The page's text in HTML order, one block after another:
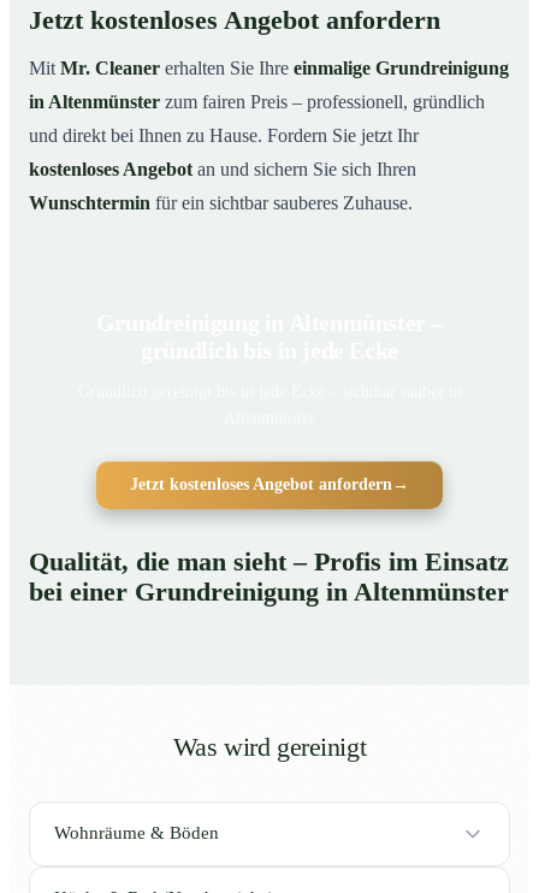
Jetzt kostenloses Angebot anfordern
Mit Mr. Cleaner erhalten Sie Ihre einmalige Grundreinigung
in Altenmünster zum fairen Preis – professionell, gründlich
und direkt bei Ihnen zu Hause. Fordern Sie jetzt Ihr
kostenloses Angebot an und sichern Sie sich Ihren
Wunschtermin für ein sichtbar sauberes Zuhause.
Jetzt kostenloses Angebot anfordern →
Qualität, die man sieht – Profis im Einsatz
bei einer Grundreinigung in Altenmünster
Was wird gereinigt
Wohnräume & Böden